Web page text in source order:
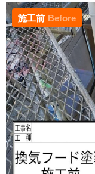
施工前 Before